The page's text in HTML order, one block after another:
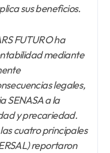
sus beneficios.
FUTURO ha
mediante
legales,
SENASA a la
y precariedad.
cuatro principales
reportaron